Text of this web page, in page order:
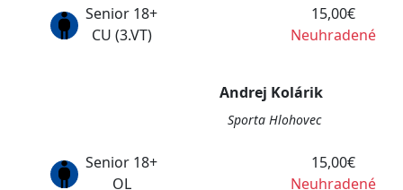
Senior 18+
CU (3.VT)
15,00€
Neuhradené
Andrej Kolárik
Sporta Hlohovec
Senior 18+
OL
15,00€
Neuhradené